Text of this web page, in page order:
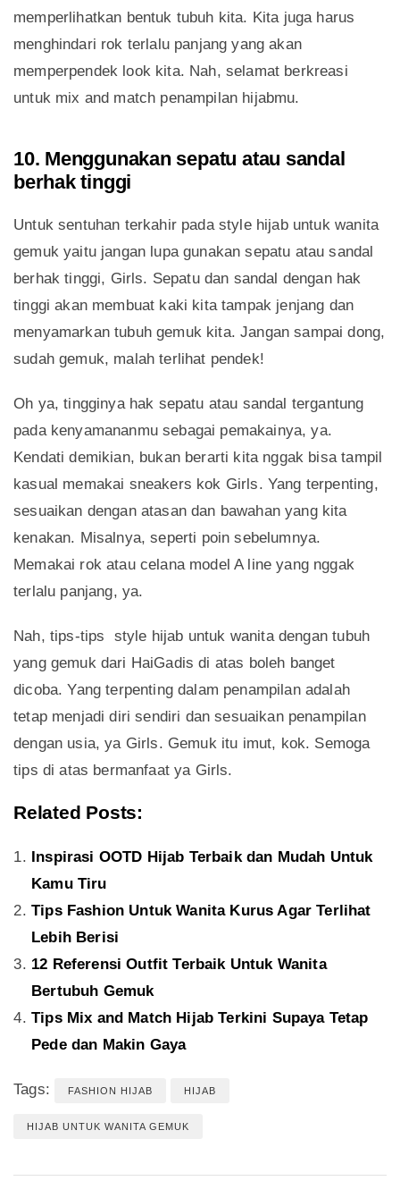
memperlihatkan bentuk tubuh kita. Kita juga harus
menghindari rok terlalu panjang yang akan
memperpendek look kita. Nah, selamat berkreasi
untuk mix and match penampilan hijabmu.
10. Menggunakan sepatu atau sandal
berhak tinggi
Untuk sentuhan terkahir pada style hijab untuk wanita
gemuk yaitu jangan lupa gunakan sepatu atau sandal
berhak tinggi, Girls. Sepatu dan sandal dengan hak
tinggi akan membuat kaki kita tampak jenjang dan
menyamarkan tubuh gemuk kita. Jangan sampai dong,
sudah gemuk, malah terlihat pendek!
Oh ya, tingginya hak sepatu atau sandal tergantung
pada kenyamananmu sebagai pemakainya, ya.
Kendati demikian, bukan berarti kita nggak bisa tampil
kasual memakai sneakers kok Girls. Yang terpenting,
sesuaikan dengan atasan dan bawahan yang kita
kenakan. Misalnya, seperti poin sebelumnya.
Memakai rok atau celana model A line yang nggak
terlalu panjang, ya.
Nah, tips-tips style hijab untuk wanita dengan tubuh
yang gemuk dari HaiGadis di atas boleh banget
dicoba. Yang terpenting dalam penampilan adalah
tetap menjadi diri sendiri dan sesuaikan penampilan
dengan usia, ya Girls. Gemuk itu imut, kok. Semoga
tips di atas bermanfaat ya Girls.
Related Posts:
Inspirasi OOTD Hijab Terbaik dan Mudah Untuk
Kamu Tiru
Tips Fashion Untuk Wanita Kurus Agar Terlihat
Lebih Berisi
12 Referensi Outfit Terbaik Untuk Wanita
Bertubuh Gemuk
Tips Mix and Match Hijab Terkini Supaya Tetap
Pede dan Makin Gaya
Tags: FASHION HIJAB HIJAB
HIJAB UNTUK WANITA GEMUK